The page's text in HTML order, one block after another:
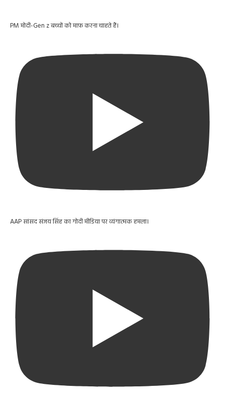
PM मोदी-Gen z बच्चों को माफ़ करना चाहते हैं।
AAP सांसद संजय सिंह का गोदी मीडिया पर व्यंगात्मक हमला।